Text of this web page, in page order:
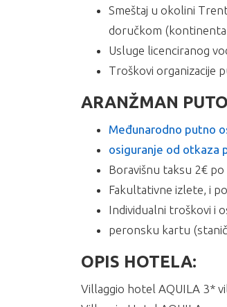
Smeštaj u okolini
doručkom
Usluge licenciranog
Troškovi organizacije
ARANŽMAN
Međunarodno putno
osiguranje od otkaza
Boravišnu taksu 2€
Fakultativne izlete, i
Individualni troškovi i
peronsku kartu
OPIS HOTELA:
Villaggio hotel AQUILA 3*